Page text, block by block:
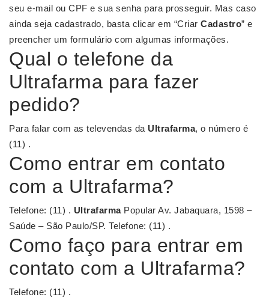
seu e-mail ou CPF e sua senha para prosseguir. Mas caso
ainda seja cadastrado, basta clicar em “Criar Cadastro” e
preencher um formulário com algumas informações.
Qual o telefone da
Ultrafarma para fazer
pedido?
Para falar com as televendas da Ultrafarma, o número é
(11) .
Como entrar em contato
com a Ultrafarma?
Telefone: (11) . UltrafarmaPopular Av. Jabaquara, 1598 –
Saúde – São Paulo/SP. Telefone: (11) .
Como faço para entrar em
contato com a Ultrafarma?
Telefone: (11) .